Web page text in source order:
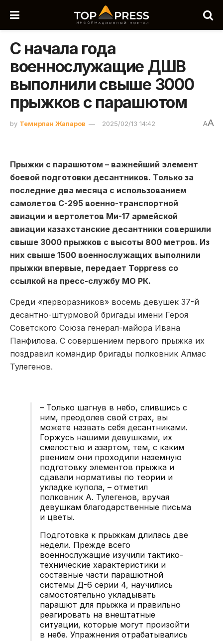
С начала года
военнослужащие ДШВ
выполнили свыше 3000
прыжков с парашютом
by Темирлан Жапаров 2025/02/13 14:42 AA
Прыжки с парашютом – важнейший элемент
боевой подготовки десантников. Только за
последние два месяца с использованием
самолетов С-295 военно-транспортной
авиации и вертолетов Ми-17 армейской
авиации казахстанские десантники совершили
свыше 3000 прыжков с высоты 800 метров. Из
них свыше 1500 военнослужащих выполнили
прыжки впервые, передает Toppress со
ссылкой на пресс-службу МО РК.
Среди «перворазников» восемь девушек 37-й
десантно-штурмовой бригады имени Героя
Советского Союза генерал-майора Ивана
Панфилова. С совершением первого прыжка их
поздравил командир бригады полковник Алмас
Тулегенов.
– Только шагнув в небо, слившись с
ним, преодолев свой страх, вы
можете назвать себя десантниками.
Горжусь нашими девушками, их
смелостью и азартом, тем, с каким
рвением они проходили наземную
подготовку элементов прыжка и
сдавали нормативы по теории и
укладке купола, – отметил
полковник А. Тулегенов, вручая
девушкам благодарственные письма
и цветы.
Подготовка к прыжкам длилась две
недели. Прежде всего
военнослужащие изучили тактико-
технические характеристики и
составные части парашютной
системы Д-6 серии 4, научились
самостоятельно укладывать
парашют для прыжка и правильно
реагировать на внештатные
ситуации, которые могут произойти
в небе. Упражнения отрабатывались